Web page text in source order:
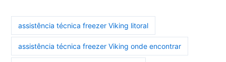
assistência técnica freezer Viking litoral
assistência técnica freezer Viking onde encontrar